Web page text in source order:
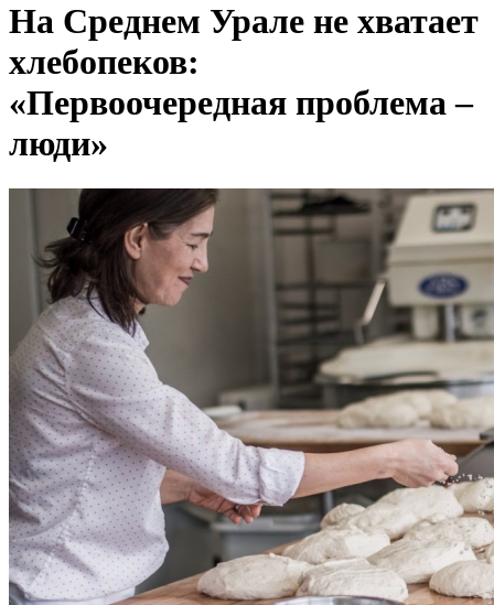
На Среднем Урале не хватает
хлебопеков:
«Первоочередная проблема –
люди»